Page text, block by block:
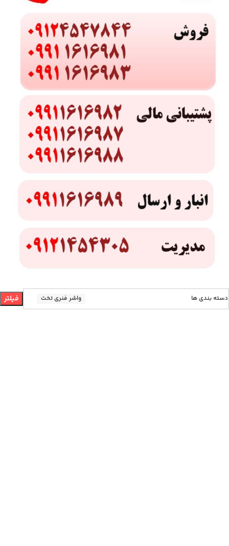
دسته بندی ها واشر فنری تخت فیلتر